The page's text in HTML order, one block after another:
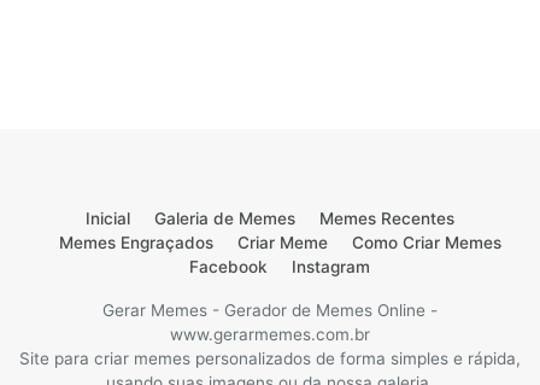
Inicial Galeria de Memes
Memes Recentes
Memes Engraçados
Criar Meme
Como Criar Memes
Facebook
Instagram
Gerar Memes - Gerador de Memes Online -
www.gerarmemes.com.br
Site para criar memes personalizados de forma simples e rápida,